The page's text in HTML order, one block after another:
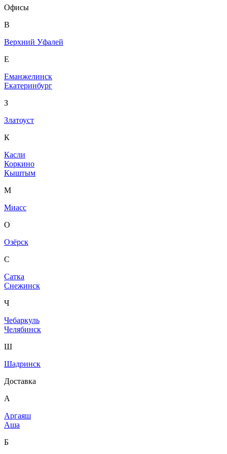
Офисы
В
Верхний Уфалей
Е
Еманжелинск
Екатеринбург
З
Златоуст
К
Касли
Коркино
Кыштым
М
Миасс
О
Озёрск
С
Сатка
Снежинск
Ч
Чебаркуль
Челябинск
Ш
Шадринск
Доставка
А
Аргаяш
Аша
Б